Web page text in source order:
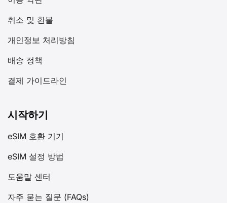
취소 및 환불
개인정보 처리방침
배송 정책
결제 가이드라인
시작하기
eSIM 호환 기기
eSIM 설정 방법
도움말 센터
자주 묻는 질문 (FAQs)